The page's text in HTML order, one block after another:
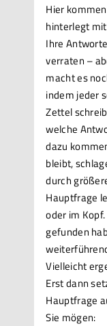
Hier
hinterlegt
Ihre
verraten –
macht es
indem jeder
Zettel
welche
dazu
bleibt,
durch
Hauptfrage
oder im
gefunden
Vielleicht
Erst dann
Hauptfrage
Sie mögen: